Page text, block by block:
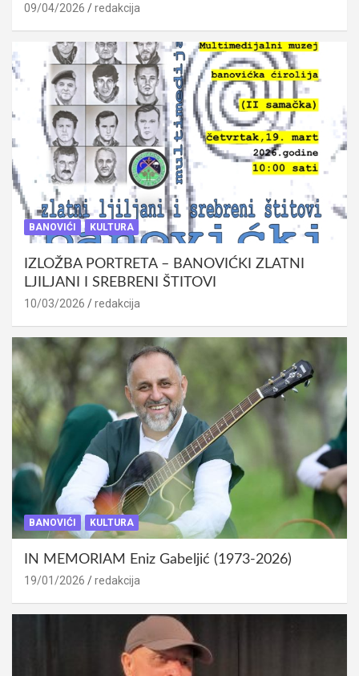
09/04/2026 redakcija
BANOVIĆI KULTURA
IZLOŽBA PORTRETA – BANOVIĆKI ZLATNI
LJILJANI I SREBRENI ŠTITOVI
10/03/2026 redakcija
BANOVIĆI KULTURA
IN MEMORIAM Eniz Gabeljić (1973-2026)
19/01/2026 redakcija